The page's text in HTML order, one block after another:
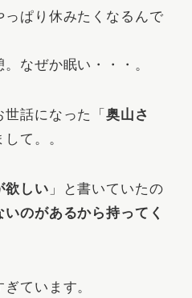
ぱり休みたくなるんで
なぜか眠い・・・。
世話になった「奥山さ
て。。
欲しい 」と書いていたの
いのがあるから持ってく
ています。